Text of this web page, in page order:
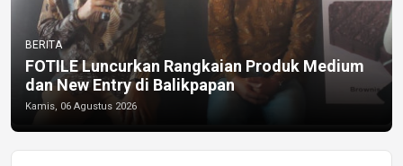
BERITA
FOTILE Luncurkan Rangkaian Produk Medium
dan New Entry di Balikpapan
Kamis, 06 Agustus 2026